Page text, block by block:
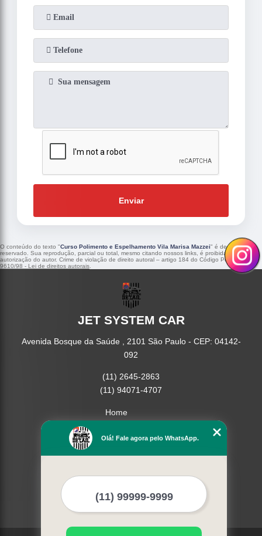
Enviar
O conteúdo do texto "Curso Polimento e Espelhamento Vila Marisa Mazzei" é de direito
reservado. Sua reprodução, parcial ou total, mesmo citando nossos links, é proibida sem a
autorização do autor. Crime de violação de direito autoral – artigo 184 do Código Penal –Lei
9610/98 - Lei de direitos autorais
JET SYSTEM CAR
Avenida Bosque da Saúde , 2101 São Paulo - CEP: 04142-
092
(11) 2645-2863
(11) 94071-4707
Home
Missão
Mapa do site
Mais Serviços
Olá! Fale agora pelo WhatsApp.